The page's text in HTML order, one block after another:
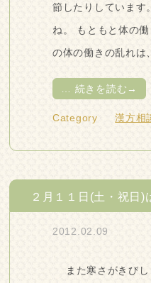
節したりしていま
ね。 もともと体の
の体の働きの乱れは
続きを読む→
Category 漢方相
２月１１日(土・祝日)
2012.02.09
また寒さがきびし